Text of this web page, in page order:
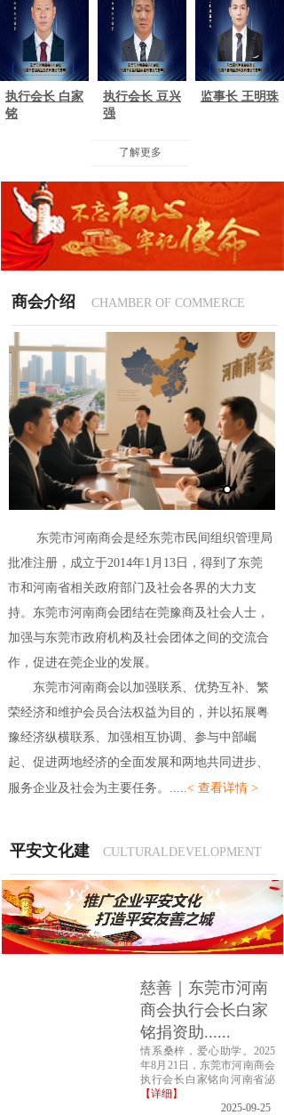
执行会长 白家
铭
执行会长 豆兴
强
监事长 王明珠
了解更多
商会介绍 CHAMBER OF COMMERCE
东莞市河南商会是经东莞市民间组织管理局
批准注册，成立于2014年1月13日，得到了东莞
市和河南省相关政府部门及社会各界的大力支
持。东莞市河南商会团结在莞豫商及社会人士，
加强与东莞市政府机构及社会团体之间的交流合
作，促进在莞企业的发展。
东莞市河南商会以加强联系、优势互补、繁
荣经济和维护会员合法权益为目的，并以拓展粤
豫经济纵横联系、加强相互协调、参与中部崛
起、促进两地经济的全面发展和两地共同进步、
服务企业及社会为主要任务。 .....< 查看详情 >
平安文化建 CULTURALDEVELOPMENT
慈善｜东莞市河南
商会执行会长白家
铭捐资助......
情系桑梓，爱心助学。2025
年8月21日，东莞市河南商会
执行会长白家铭向河南省泌
【详细】
2025-09-25